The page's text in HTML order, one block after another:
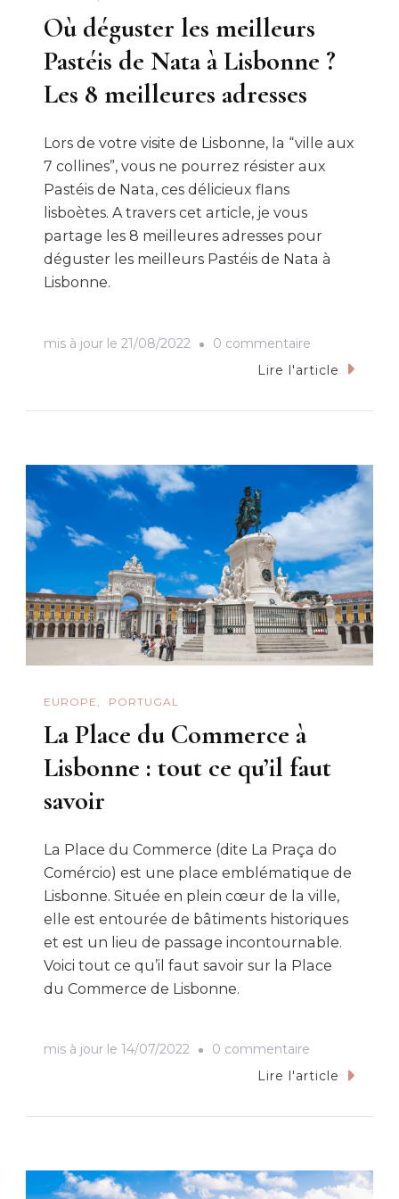
Où déguster les meilleurs
Pastéis de Nata à Lisbonne ?
Les 8 meilleures adresses
Lors de votre visite de Lisbonne, la “ville aux
7 collines”, vous ne pourrez résister aux
Pastéis de Nata, ces délicieux flans
lisboètes. A travers cet article, je vous
partage les 8 meilleures adresses pour
déguster les meilleurs Pastéis de Nata à
Lisbonne.
mis à jour le 21/08/2022 0 commentaire
Où
de
Nata
à
Lisbonne
?
Les
8
Lire l'article
EUROPE PORTUGAL
La Place du Commerce à
Lisbonne : tout ce qu’il faut
savoir
La Place du Commerce (dite La Praça do
Comércio) est une place emblématique de
Lisbonne. Située en plein cœur de la ville,
elle est entourée de bâtiments historiques
et est un lieu de passage incontournable.
Voici tout ce qu’il faut savoir sur la Place
du Commerce de Lisbonne.
mis à jour le 14/07/2022 0 commentaire
La
à
Lire l'article